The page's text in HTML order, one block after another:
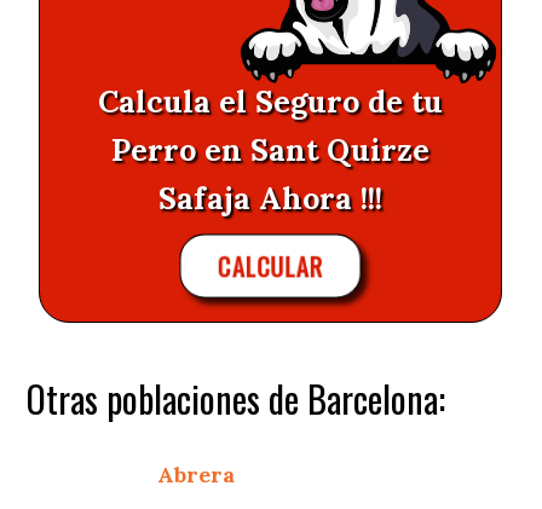
Calcula el Seguro de tu
Perro en Sant Quirze
Safaja Ahora !!!
CALCULAR
Otras poblaciones de Barcelona:
Abrera